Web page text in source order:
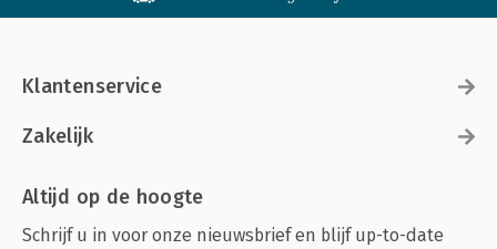
Klantenservice
Zakelijk
Altijd op de hoogte
Schrijf u in voor onze nieuwsbrief en blijf up-to-date